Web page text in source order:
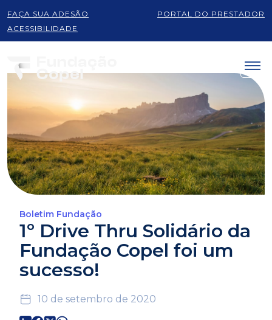
FAÇA SUA ADESÃO
PORTAL DO PRESTADOR
ACESSIBILIDADE
Boletim Fundação
1º Drive Thru Solidário da
Fundação Copel foi um
sucesso!
10 de setembro de 2020